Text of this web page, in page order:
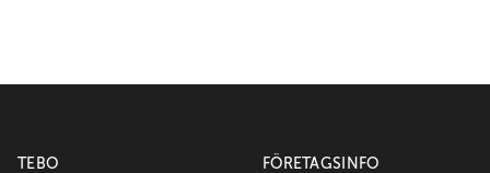
TEBO
FÖRETAGSINFO